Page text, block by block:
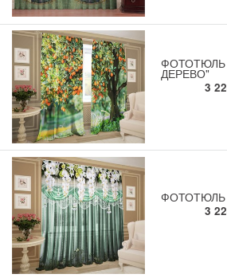
ФОТОТЮЛЬ
ДЕРЕВО"
3
ФОТОТЮЛЬ
3